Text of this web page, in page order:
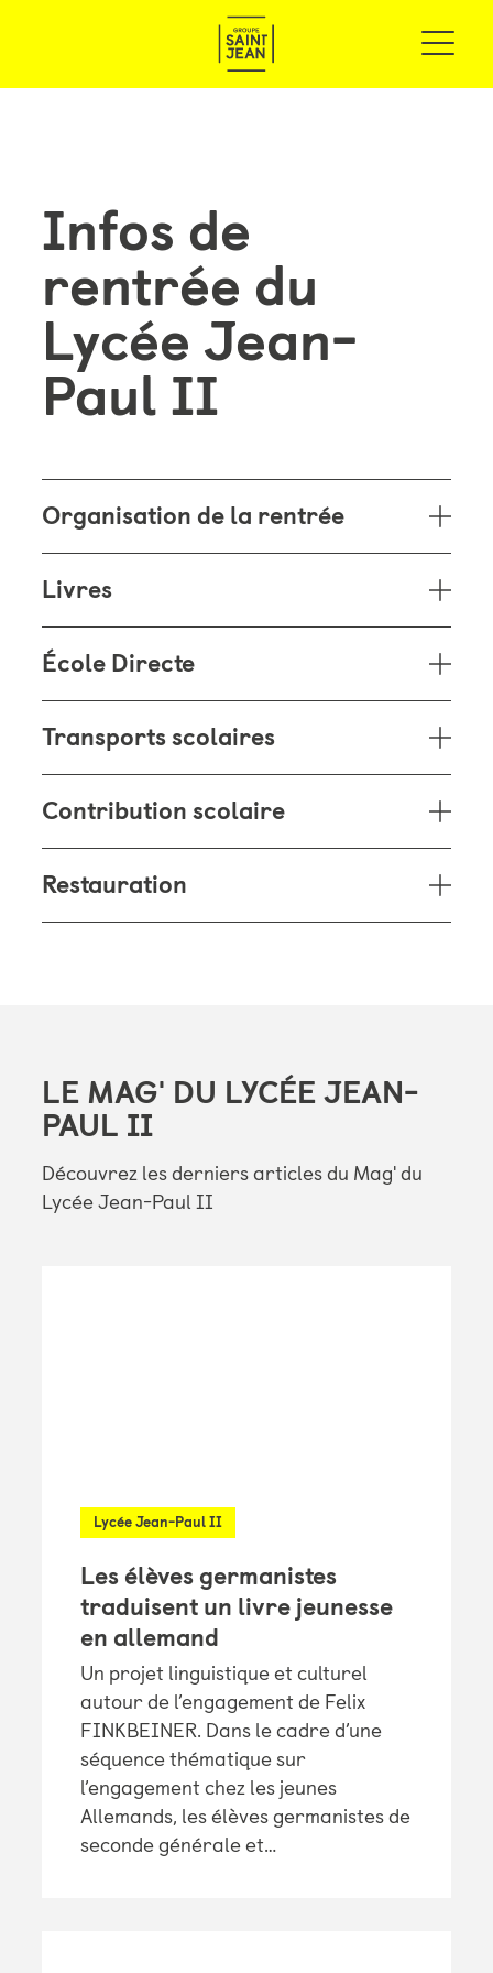
Infos de
rentrée du
Lycée Jean-
Paul II
Organisation de la rentrée
Livres
École Directe
Transports scolaires
Contribution scolaire
Restauration
LE MAG' DU LYCÉE JEAN-
PAUL II
Découvrez les derniers articles du Mag' du
Lycée Jean-Paul II
Lycée Jean-Paul II
Les élèves germanistes
traduisent un livre jeunesse
en allemand
Un projet linguistique et culturel
autour de l’engagement de Felix
FINKBEINER. Dans le cadre d’une
séquence thématique sur
l’engagement chez les jeunes
Allemands, les élèves germanistes de
seconde générale et…